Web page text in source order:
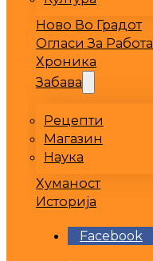
Ново Во Градот
Огласи За Работа
Хроника
Забава
Рецепти
Магазин
Наука
Хуманост
Историја
Facebook